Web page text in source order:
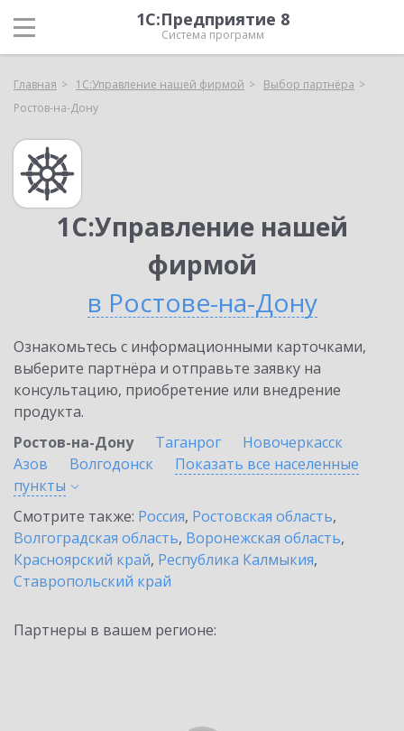
1С:Предприятие 8
Система программ
Главная 1С:Управление нашей фирмой
Выбор партнёра
Ростов-на-Дону
1С:Управление нашей
фирмой
в Ростове-на-Дону
Ознакомьтесь с информационными карточками,
выберите партнёра и отправьте заявку на
консультацию, приобретение или внедрение
продукта.
Ростов-на-Дону
Таганрог
Новочеркасск
Азов
Волгодонск
Показать все населенные
пункты
Смотрите также: Россия, Ростовская область,
Волгоградская область, Воронежская область,
Красноярский край, Республика Калмыкия,
Ставропольский край
Партнеры в вашем регионе: